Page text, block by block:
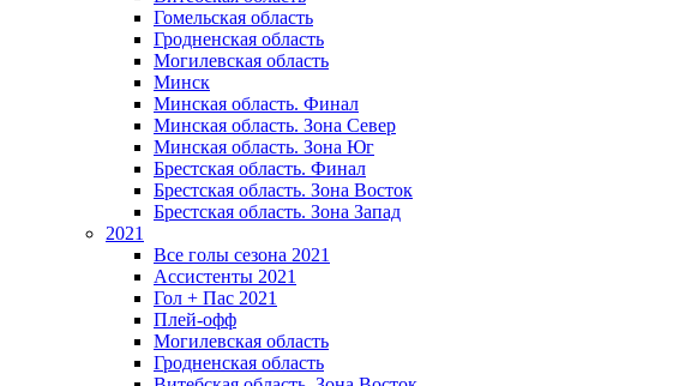
Гомельская область
Гродненская область
Могилевская область
Минск
Mинская область. Финал
Минская область. Зона Север
Минская область. Зона Юг
Брестская область. Финал
Брестская область. Зона Восток
Брестская область. Зона Запад
2021
Все голы сезона 2021
Ассистенты 2021
Гол + Пас 2021
Плей-офф
Могилевская область
Гродненская область